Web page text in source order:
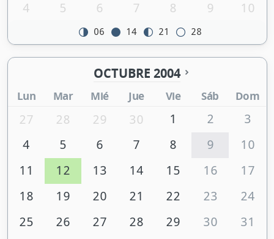
4
5 6 7 8 9 10
06 14 21 28
OCTUBRE 2004
Lun Mar Mié Jue Vie Sáb Dom
27 28 29 30 1 2
3
4
5 6 7 8 9
10
11
12 13 14 15 16
17
18
19 20 21 22 23
24
25
26 27 28 29 30
31